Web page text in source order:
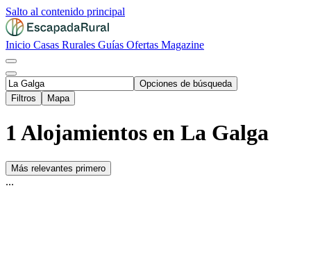
Salto al contenido principal
Inicio Casas Rurales Guías Ofertas Magazine
Opciones de búsqueda
Filtros
Mapa
1 Alojamientos en La Galga
Más relevantes primero
...